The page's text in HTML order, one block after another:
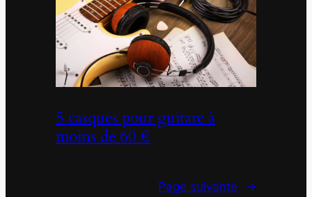
5 casques pour guitare à
moins de 60 €
Page suivante →